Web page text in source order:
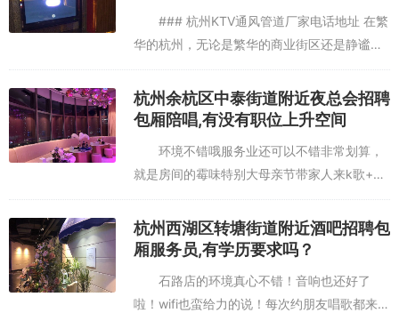
比较划算，只是房间略有霉味。要提前晾一下。环境非常好，停车也
方便，特别好杭州余杭区瓶窑镇附近酒吧招聘点歌公主,交五险一金
吗？
### 杭州KTV通风管道厂家电话地址 在繁
华的杭州，无论是繁华的商业街区还是静谧的
社区，KTV已经成为人们休闲娱乐的重要场
所。然而，为了确保KTV内空气清新、环境舒
适，通风管道系统...
杭州余杭区中泰街道附近夜总会招聘
包厢陪唱,有没有职位上升空间
环境不错哦服务业还可以不错非常划算，
就是房间的霉味特别大母亲节带家人来k歌+自
助餐~，以前都是去皇室派对，堂会相对比较
便宜，团购周末晚上是63一位。地址就在嘉宾
西路，太平洋商贸大厦一楼...
杭州西湖区转塘街道附近酒吧招聘包
厢服务员,有学历要求吗？
石路店的环境真心不错！音响也还好了
啦！wifi也蛮给力的说！每次约朋友唱歌都来